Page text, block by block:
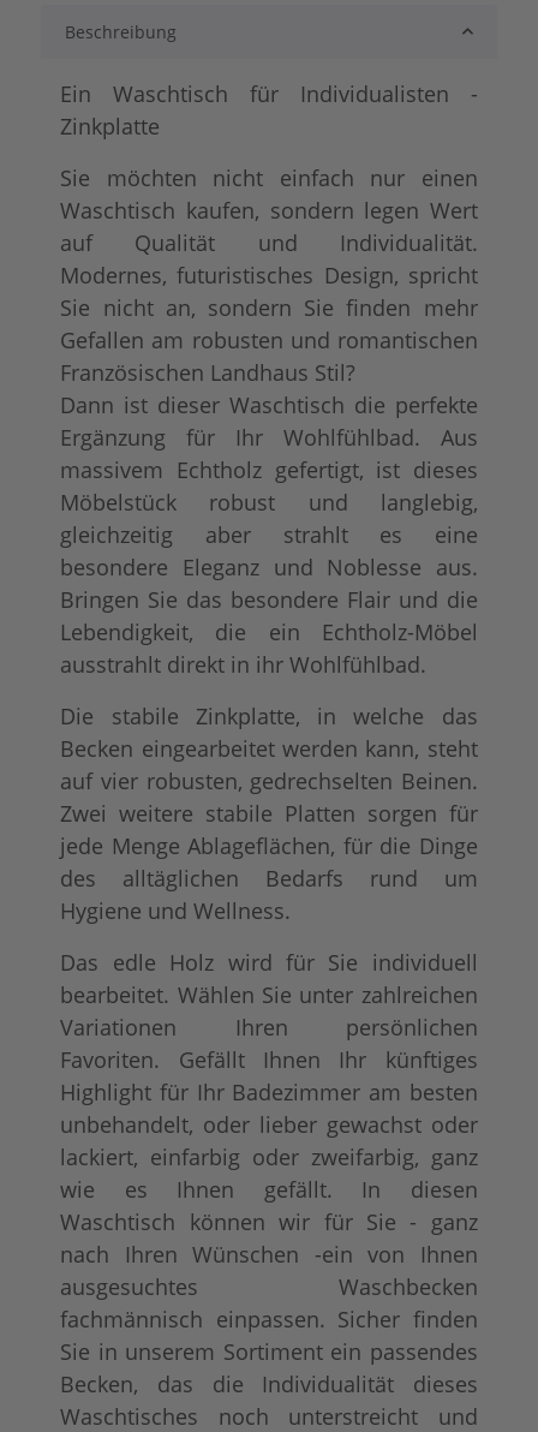
Konfigurator alles frei wählbar
+ 54,00 €
Beschreibung
Ein Waschtisch für Individualisten -
Zinkplatte
Sie möchten nicht einfach nur einen
Waschtisch kaufen, sondern legen Wert
auf Qualität und Individualität.
Modernes, futuristisches Design, spricht
Sie nicht an, sondern Sie finden mehr
Gefallen am robusten und romantischen
Französischen Landhaus Stil?
Dann ist dieser Waschtisch die perfekte
Ergänzung für Ihr Wohlfühlbad. Aus
massivem Echtholz gefertigt, ist dieses
Möbelstück robust und langlebig,
gleichzeitig aber strahlt es eine
besondere Eleganz und Noblesse aus.
Bringen Sie das besondere Flair und die
Lebendigkeit, die ein Echtholz-Möbel
ausstrahlt direkt in ihr Wohlfühlbad.
Die stabile Zinkplatte, in welche das
Becken eingearbeitet werden kann, steht
auf vier robusten, gedrechselten Beinen.
Zwei weitere stabile Platten sorgen für
jede Menge Ablageflächen, für die Dinge
des alltäglichen Bedarfs rund um
Hygiene und Wellness.
Das edle Holz wird für Sie individuell
bearbeitet. Wählen Sie unter zahlreichen
Variationen Ihren persönlichen
Favoriten. Gefällt Ihnen Ihr künftiges
Highlight für Ihr Badezimmer am besten
unbehandelt, oder lieber gewachst oder
lackiert, einfarbig oder zweifarbig, ganz
wie es Ihnen gefällt. In diesen
Waschtisch können wir für Sie - ganz
nach Ihren Wünschen -ein von Ihnen
ausgesuchtes Waschbecken
fachmännisch einpassen. Sicher finden
Sie in unserem Sortiment ein passendes
Becken, das die Individualität dieses
Waschtisches noch unterstreicht und